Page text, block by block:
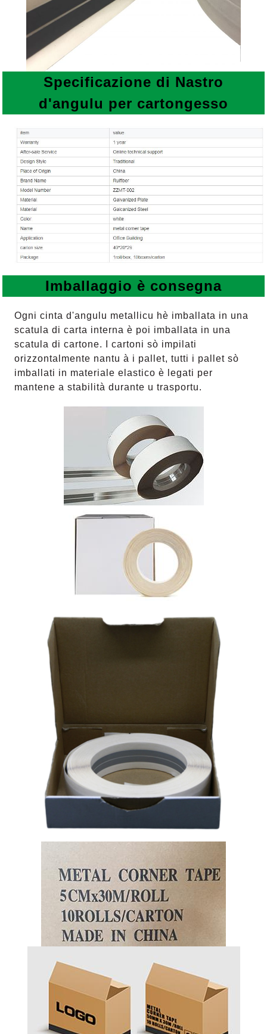
Specificazione di Nastro
d'angulu per cartongesso
Imballaggio è consegna
Ogni cinta d'angulu metallicu hè imballata in una
scatula di carta interna è poi imballata in una
scatula di cartone. I cartoni sò impilati
orizzontalmente nantu à i pallet, tutti i pallet sò
imballati in materiale elastico è legati per
mantene a stabilità durante u trasportu.